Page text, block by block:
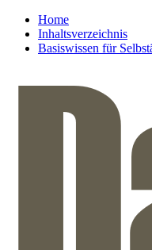
Home
Inhaltsverzeichnis
Basiswissen für